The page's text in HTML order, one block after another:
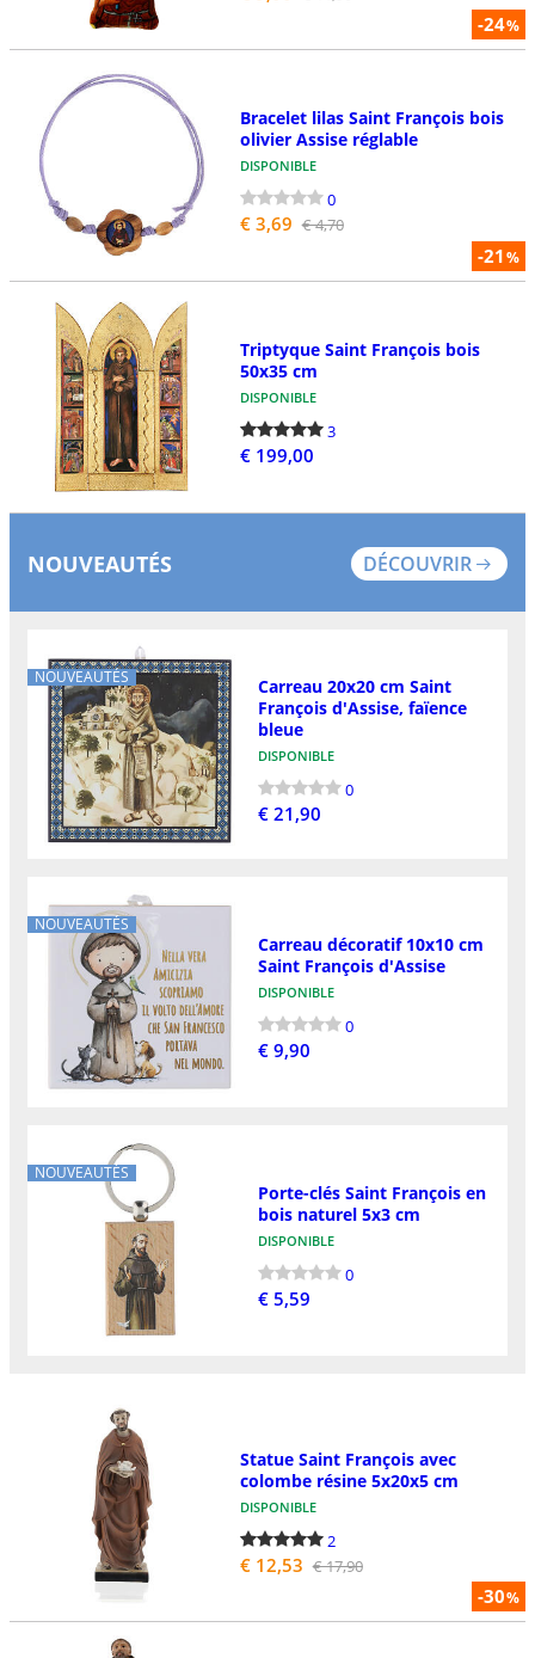
-24%
-21%
Bracelet lilas Saint François bois
olivier Assise réglable
DISPONIBLE
0
€ 3,69 € 4,70
Triptyque Saint François bois
50x35 cm
DISPONIBLE
3
€ 199,00
NOUVEAUTÉS DÉCOUVRIR
NOUVEAUTÉS
Carreau 20x20 cm Saint
François d'Assise, faïence
bleue
DISPONIBLE
0
€ 21,90
NOUVEAUTÉS
Carreau décoratif 10x10 cm
Saint François d'Assise
DISPONIBLE
0
€ 9,90
NOUVEAUTÉS
Porte-clés Saint François en
bois naturel 5x3 cm
DISPONIBLE
0
€ 5,59
-30%
Statue Saint François avec
colombe résine 5x20x5 cm
DISPONIBLE
2
€ 12,53 € 17,90